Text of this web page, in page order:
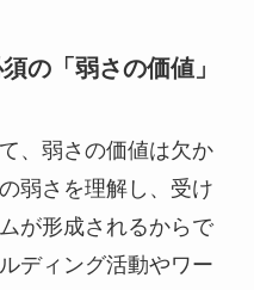
の「弱さの価値」
、弱さの価値は欠か
弱さを理解し、受け
が形成されるからで
ディング活動やワー